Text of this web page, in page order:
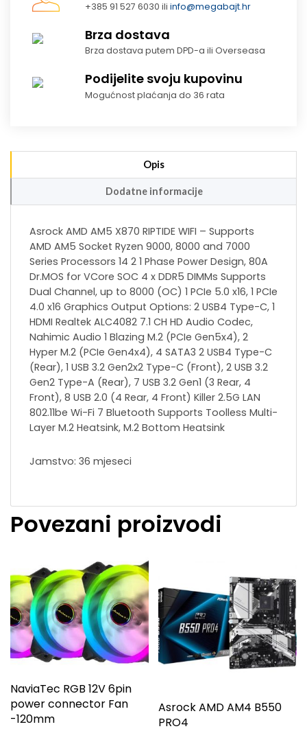
+385 91 527 6030 iliinfo@megabajt.hr
Brza dostava
Brza dostava putem DPD-a ili Overseasa
Podijelite svoju kupovinu
Mogućnost plaćanja do 36 rata
Opis
Dodatne informacije
Asrock AMD AM5 X870 RIPTIDE WIFI – Supports
AMD AM5 Socket Ryzen 9000, 8000 and 7000
Series Processors 14 2 1 Phase Power Design, 80A
Dr.MOS for VCore SOC 4 x DDR5 DIMMs Supports
Dual Channel, up to 8000 (OC) 1 PCIe 5.0 x16, 1 PCIe
4.0 x16 Graphics Output Options: 2 USB4 Type-C, 1
HDMI Realtek ALC4082 7.1 CH HD Audio Codec,
Nahimic Audio 1 Blazing M.2 (PCIe Gen5x4), 2
Hyper M.2 (PCIe Gen4x4), 4 SATA3 2 USB4 Type-C
(Rear), 1 USB 3.2 Gen2x2 Type-C (Front), 2 USB 3.2
Gen2 Type-A (Rear), 7 USB 3.2 Gen1 (3 Rear, 4
Front), 8 USB 2.0 (4 Rear, 4 Front) Killer 2.5G LAN
802.11be Wi-Fi 7 Bluetooth Supports Toolless Multi-
Layer M.2 Heatsink, M.2 Bottom Heatsink
Jamstvo: 36 mjeseci
Povezani proizvodi
NaviaTec RGB 12V 6pin
power connector Fan
-120mm
Asrock AMD AM4 B550
PRO4